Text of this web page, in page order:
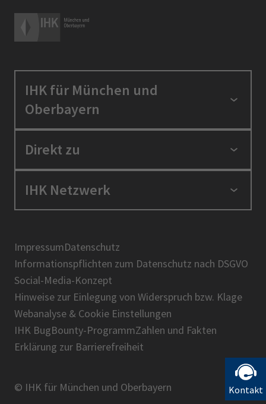
Kontakt
IHK für München und
Oberbayern
Standortpolitik
Berufszugang
Über uns
Direkt zu
Positionen
Presse
IHK-Magazin
IHK Netzwerk
BIHK
DIHK
AHK
IHK-Standortportal Bayern
ImpressumDatenschutz
Informationspflichten zum Datenschutz nach DSGVO
Social-Media-Konzept
Hinweise zur Einlegung von Widerspruch bzw. Klage
Webanalyse & Cookie Einstellungen
IHK BugBounty-ProgrammZahlen und Fakten
Erklärung zur Barrierefreiheit
© IHK für München und Oberbayern